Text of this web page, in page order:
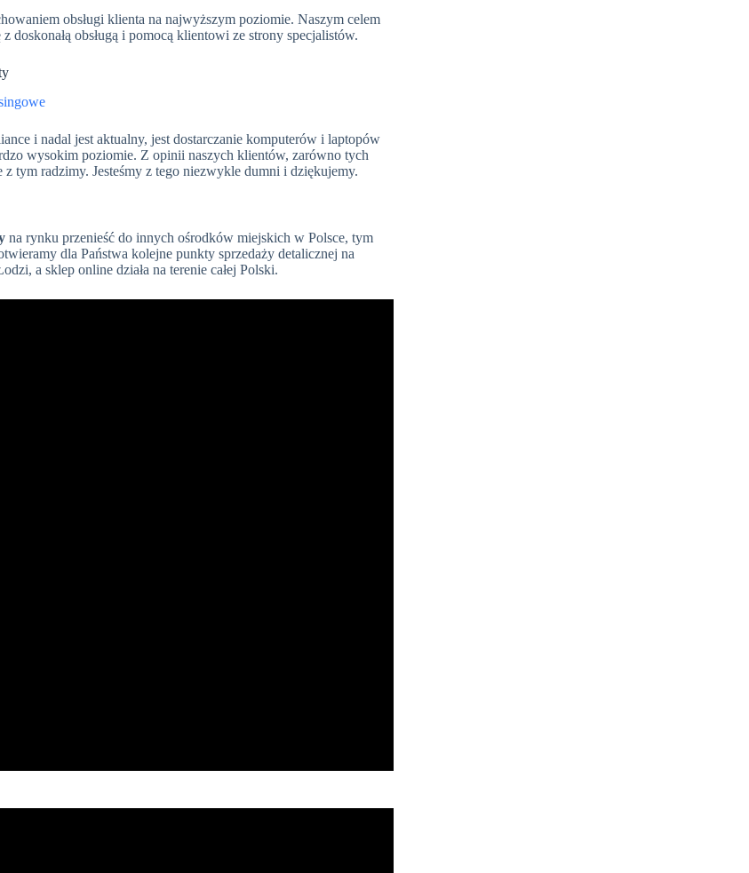
obsługi klienta na najwyższym poziomie. Naszym celem
obsługą i pomocą klientowi ze strony specjalistów.
i nadal jest aktualny, jest dostarczanie komputerów i laptopów
wysokim poziomie. Z opinii naszych klientów, zarówno tych
tym radzimy. Jesteśmy z tego niezwykle dumni i dziękujemy.
na rynku przenieść do innych ośrodków miejskich w Polsce, tym
dla Państwa kolejne punkty sprzedaży detalicznej na
a sklep online działa na terenie całej Polski.